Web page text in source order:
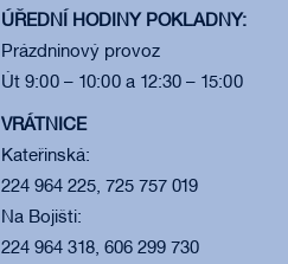
ÚŘEDNÍ HODINY POKLADNY:
Prázdninový provoz
Út 9:00 – 10:00 a 12:30 – 15:00
VRÁTNICE
Kateřinská:
224 964 225, 725 757 019
Na Bojišti:
224 964 318, 606 299 730